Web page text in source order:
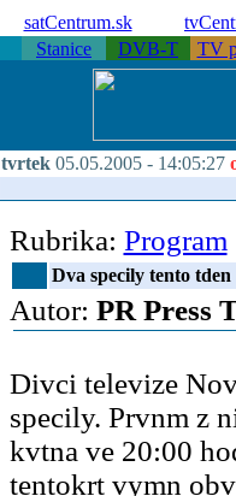
satCentrum.sk
Stanice DVB-T TV
tvrtek 05.05.2005 - 14:05:27
Rubrika: Program
Dva specily tento tden
Autor: PR Press
Divci televize
specily. Prvnm z
kvtna ve 20:00
tentokrt vymn